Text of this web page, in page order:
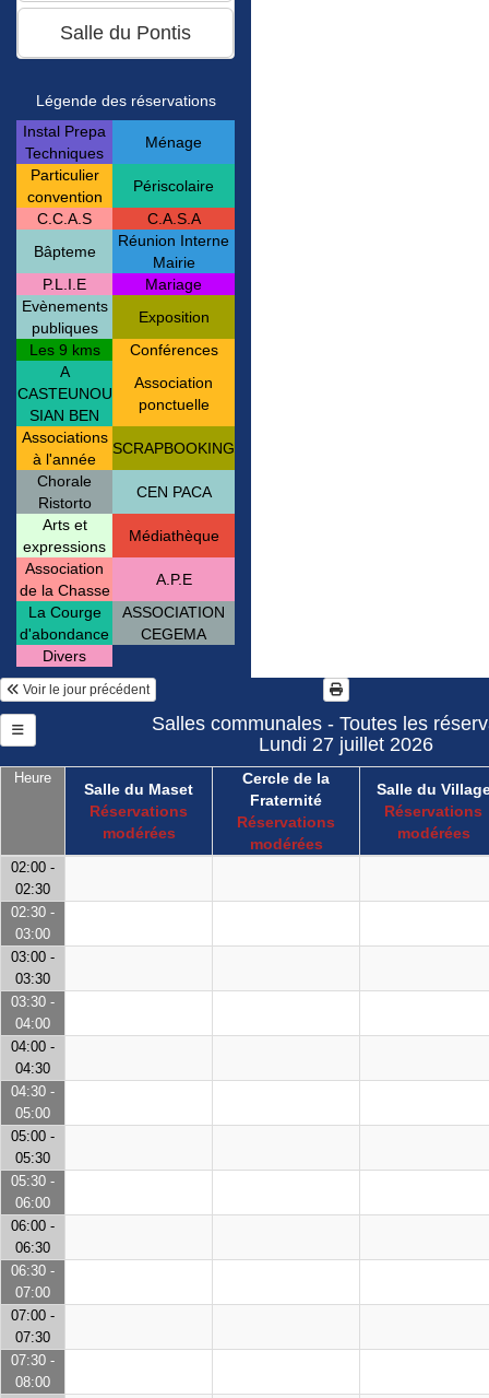
Légende des réservations
Instal Prepa
Techniques
Ménage
Particulier
convention
Périscolaire
C.C.A.S
C.A.S.A
Bâpteme
Réunion Interne
Mairie
P.L.I.E
Mariage
Evènements
publiques
Exposition
Les 9 kms
Conférences
A
CASTEUNOU
SIAN BEN
Association
ponctuelle
Associations
à l'année
SCRAPBOOKING
Chorale
Ristorto
CEN PACA
Arts et
expressions
Médiathèque
Association
de la Chasse
A.P.E
La Courge
d'abondance
ASSOCIATION
CEGEMA
Divers
Voir le jour précédent
Salles communales - Toutes les
Lundi 27 juillet 2026
Heure
Salle du Maset
Réservations
modérées
Cercle de la
Fraternité
Réservations
modérées
Salle du
Réservations
modérées
02:00 -
02:30
02:30 -
03:00
03:00 -
03:30
03:30 -
04:00
04:00 -
04:30
04:30 -
05:00
05:00 -
05:30
05:30 -
06:00
06:00 -
06:30
06:30 -
07:00
07:00 -
07:30
07:30 -
08:00